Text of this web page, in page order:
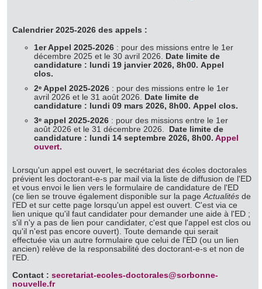
Calendrier 2025-2026 des appels :
1er Appel 2025-2026 : pour des missions entre le 1er
décembre 2025 et le 30 avril 2026. Date limite de
candidature : lundi 19 janvier 2026, 8h00. Appel
clos.
2ᵉ Appel 2025-2026 : pour des missions entre le 1er
avril 2026 et le 31 août 2026. Date limite de
candidature : lundi 09 mars 2026, 8h00. Appel clos.
3ᵉ appel 2025-2026 : pour des missions entre le 1er
août 2026 et le 31 décembre 2026.
Date limite de
candidature : lundi 14 septembre 2026, 8h00.Appel
ouvert.
Lorsqu'un appel est ouvert, le secrétariat des écoles doctorales
prévient les doctorant-e-s par mail via la liste de diffusion de l'ED
et vous envoi le lien vers le formulaire de candidature de l'ED
(ce lien se trouve également disponible sur la pageActualités de
l'ED et sur cette page lorsqu'un appel est ouvert. C'est via ce
lien unique qu'il faut candidater pour demander une aide à l'ED ;
s'il n'y a pas de lien pour candidater, c'est que l'appel est clos ou
qu'il n'est pas encore ouvert). Toute demande qui serait
effectuée via un autre formulaire que celui de l'ED (ou un lien
ancien) relève de la responsabilité des doctorant-e-s et non de
l'ED.
Contact : secretariat-ecoles-doctorales@sorbonne-
nouvelle.fr